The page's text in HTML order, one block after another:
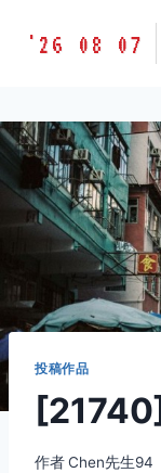
胶
味
道
LETSFILM
'26 08 07
投稿作品
作者Chen先生94